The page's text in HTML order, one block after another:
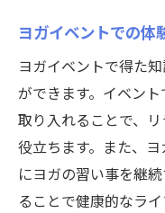
ヨガイベントでの体
ヨガイベントで得た
ができます。イベン
取り入れることで、
役立ちます。また、
にヨガの習い事を継
ることで健康的なラ